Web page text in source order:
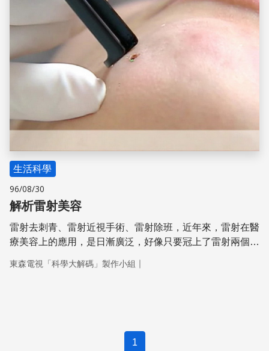
生活科學
96/08/30
解析雷射美容
雷射去刺青、雷射近視手術、雷射除班，近年來，雷射在醫
療美容上的應用，是日漸廣泛，好像只要冠上了雷射兩個
已經深入人類文明，被廣泛利用。不管是表層的美顏美容，
東森電視「科學大解碼」製作小組 ｜
1